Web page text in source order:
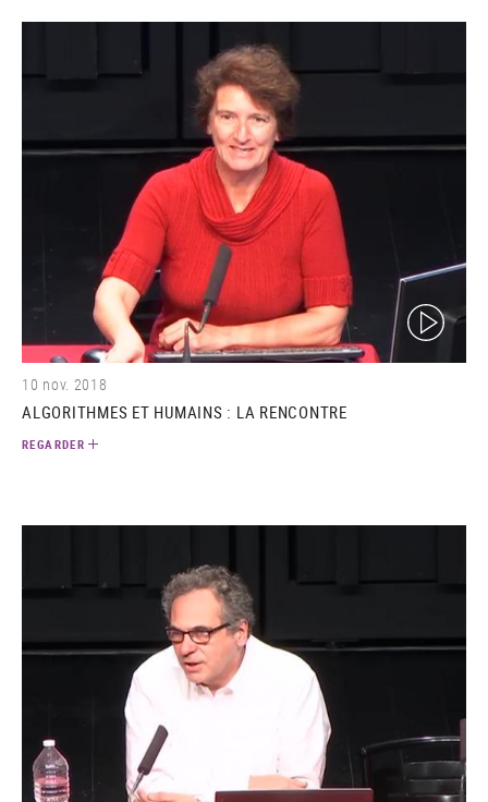
(video)
10 nov. 2018
ALGORITHMES ET HUMAINS : LA RENCONTRE
REGARDER